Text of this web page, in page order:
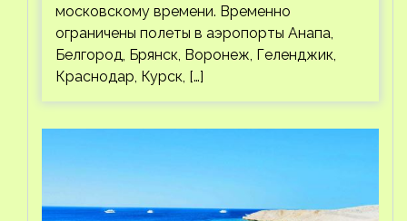
московскому времени. Временно
ограничены полеты в аэропорты Анапа,
Белгород, Брянск, Воронеж, Геленджик,
Краснодар, Курск, […]